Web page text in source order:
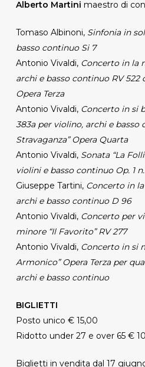
Alberto Martini maestro di
Tomaso Albinoni, Sinfonia in
basso continuo Si 7
Antonio Vivaldi, Concerto in la
archi e basso continuo RV 522
Opera Terza
Antonio Vivaldi, Concerto in si
383a per violino, archi e basso
Stravaganza” Opera Quarta
Antonio Vivaldi, Sonata “La
violini e basso continuo Op. 1 n.
Giuseppe Tartini, Concerto in
archi e basso continuo D 96
Antonio Vivaldi, Concerto per
minore “Il Favorito” RV 277
Antonio Vivaldi, Concerto in si
Armonico” Opera Terza per
archi e basso continuo
BIGLIETTI
Posto unico € 15,00
Ridotto under 27 e over 65 €
Biglietti in vendita dal 17